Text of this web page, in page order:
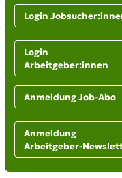
Login
Login
Arbeitgeber:innen
Anmeldung Job-Abo
Anmeldung
Arbeitgeber-